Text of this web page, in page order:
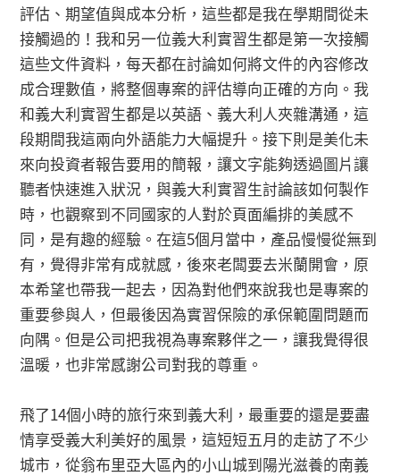
評估、期望值與成本分析，這些都是我在學期間從未
接觸過的！我和另一位義大利實習生都是第一次接觸
這些文件資料，每天都在討論如何將文件的內容修改
成合理數值，將整個專案的評估導向正確的方向。我
和義大利實習生都是以英語、義大利人夾雜溝通，這
段期間我這兩向外語能力大幅提升。接下則是美化未
來向投資者報告要用的簡報，讓文字能夠透過圖片讓
聽者快速進入狀況，與義大利實習生討論該如何製作
時，也觀察到不同國家的人對於頁面編排的美感不
同，是有趣的經驗。在這5個月當中，產品慢慢從無到
有，覺得非常有成就感，後來老闆要去米蘭開會，原
本希望也帶我一起去，因為對他們來說我也是專案的
重要參與人，但最後因為實習保險的承保範圍問題而
向隅。但是公司把我視為專案夥伴之一，讓我覺得很
溫暖，也非常感謝公司對我的尊重。
飛了14個小時的旅行來到義大利，最重要的還是要盡
情享受義大利美好的風景，這短短五月的走訪了不少
城市，從翁布里亞大區內的小山城到陽光滋養的南義